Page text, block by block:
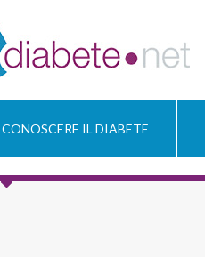
CONOSCERE IL DIABETE